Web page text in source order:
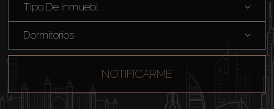
Venta
Sobre Plano
Agentes
Tipo De Inmuebl ...
Dormitorios
NOTIFICARME